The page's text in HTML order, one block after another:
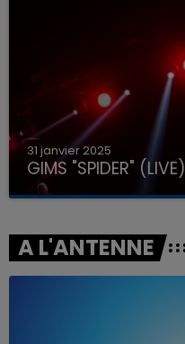
31 janvier 2025
GIMS "SPIDER" (LIVE)
A L'ANTENNE